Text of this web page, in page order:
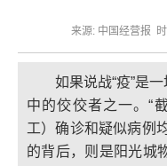
来源: 中国经营报
如果说战“疫”是
中的佼佼者之一。“
工）确诊和疑似病例
的背后，则是阳光城